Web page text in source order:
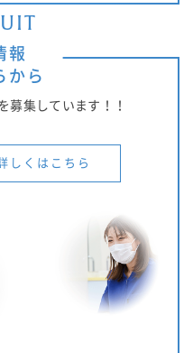
報
から
募集しています！！
しくはこちら